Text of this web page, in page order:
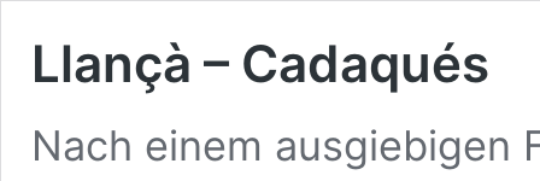
Llançà – Cadaqués
Nach einem ausgiebigen